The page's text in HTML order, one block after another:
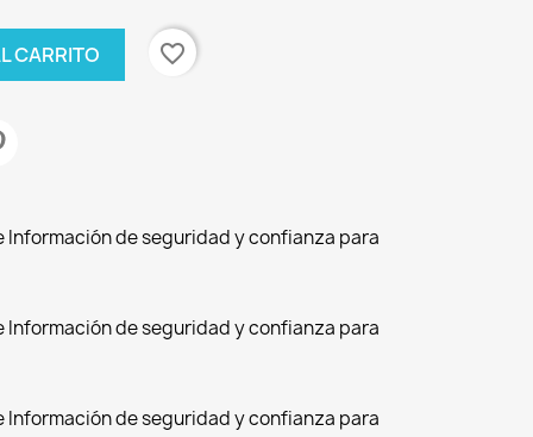
CARRITO favorite_border
Información de seguridad y confianza para
Información de seguridad y confianza para
Información de seguridad y confianza para